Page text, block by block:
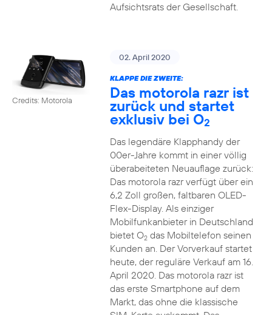
Aufsichtsrats der Gesellschaft.
Credits: Motorola
02. April 2020
KLAPPE DIE ZWEITE:
Das motorola razr ist
zurück und startet
exklusiv bei O2
Das legendäre Klapphandy der
00er-Jahre kommt in einer völlig
überabeiteten Neuauflage zurück:
Das motorola razr verfügt über ein
6,2 Zoll großen, faltbaren OLED-
Flex-Display. Als einziger
Mobilfunkanbieter in Deutschland
bietet O2das Mobiltelefon seinen
Kunden an. Der Vorverkauf startet
heute, der reguläre Verkauf am 16.
April 2020. Das motorola razr ist
das erste Smartphone auf dem
Markt, das ohne die klassische